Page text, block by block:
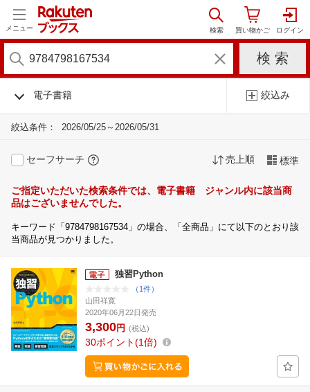
メニュー
電子書籍 絞込み
絞込条件： 2026/05/25～2026/05/31
セーフサーチ 売上順 標準
ご指定いただいた検索条件では、電子書籍 ジャンル内に該当商
品はございませんでした。
キーワード「9784798167534」の場合、「全商品」にて以下のとおり該
当商品が見つかりました。
独習Python
（1件）
山田祥寛
2020年06月22日発売
3,300円 (税込)
30ポイント 1倍